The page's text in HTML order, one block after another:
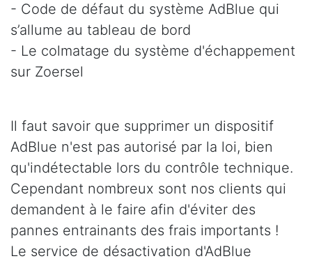
- Code de défaut du système AdBlue qui
s’allume au tableau de bord
- Le colmatage du système d'échappement
sur Zoersel
Il faut savoir que supprimer un dispositif
AdBlue n'est pas autorisé par la loi, bien
qu'indétectable lors du contrôle technique.
Cependant nombreux sont nos clients qui
demandent à le faire afin d'éviter des
pannes entrainants des frais importants !
Le service de désactivation d'AdBlue